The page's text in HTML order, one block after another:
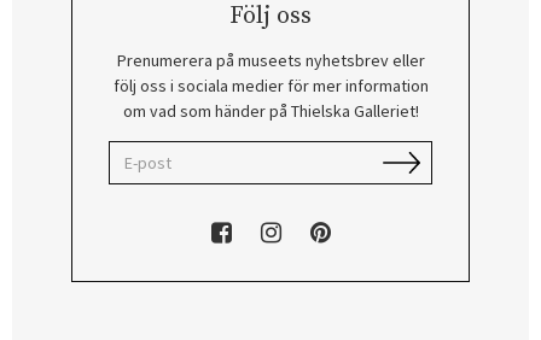
Följ oss
Prenumerera på museets nyhetsbrev eller
följ oss i sociala medier för mer information
om vad som händer på Thielska Galleriet!